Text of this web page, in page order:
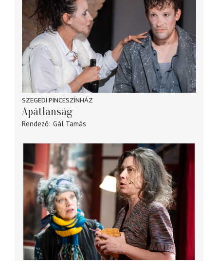
SZEGEDI PINCESZÍNHÁZ
Apátlanság
Rendező Gál Tamás